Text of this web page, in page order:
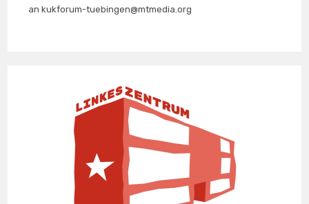
an kukforum-tuebingen@mtmedia.org